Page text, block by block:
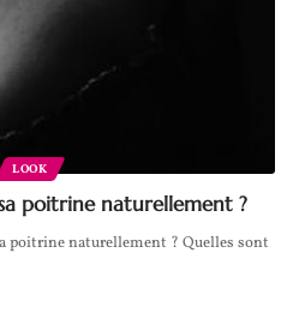
LOOK
poitrine naturellement ?
poitrine naturellement ? Quelles sont